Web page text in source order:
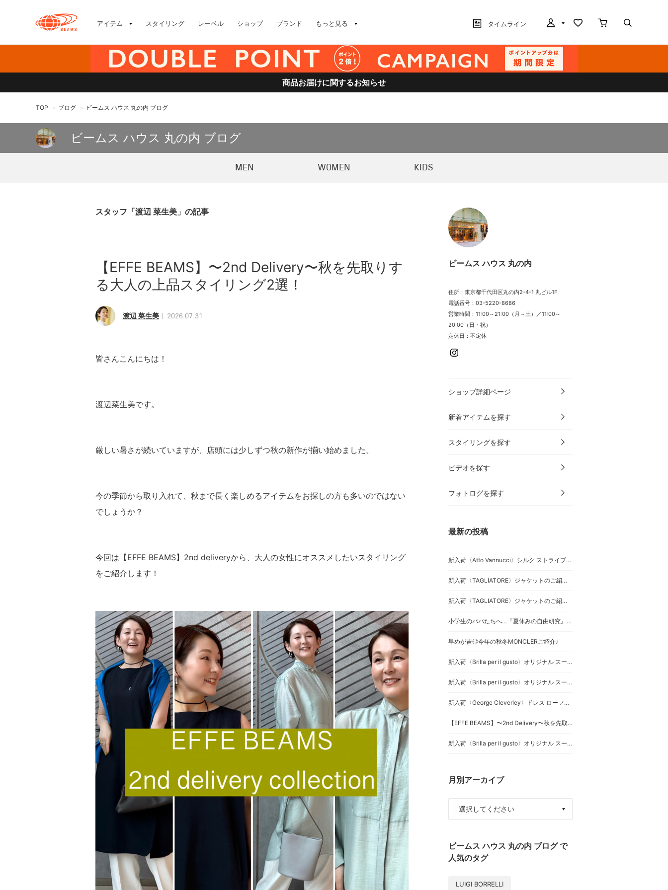
アイテム スタイリング レーベル ショップ ブランド もっと見る タイムライン
商品お届けに関するお知らせ
TOP > ブログ > ビームス ハウス 丸の内 ブログ
ビームス ハウス 丸の内 ブログ
MEN WOMEN KIDS
スタッフ「渡辺 菜生美」の記事
【EFFE BEAMS】〜2nd Delivery〜秋を先取りす
る大人の上品スタイリング2選！
渡辺 菜生美 2026.07.31
皆さんこんにちは！
渡辺菜生美です。
厳しい暑さが続いていますが、店頭には少しずつ秋の新作が揃い始めました。
今の季節から取り入れて、秋まで長く楽しめるアイテムをお探しの方も多いのではない
でしょうか？
今回は【EFFE BEAMS】2nd deliveryから、大人の女性にオススメしたいスタイリング
をご紹介します！
ビームス ハウス 丸の内
住所：東京都千代田区丸の内2-4-1 丸ビル1F
電話番号：03-5220-8686
営業時間：11:00～21:00（月～土）／11:00～
20:00（日・祝）
定休日：不定休
ショップ詳細ページ
新着アイテムを探す
スタイリングを探す
ビデオを探す
フォトログを探す
最新の投稿
新入荷〈Atto Vannucci〉シルク ストライプ柄 ネクタイのご紹介です。
新入荷〈TAGLIATORE〉ジャケットのご紹介です。
新入荷〈TAGLIATORE〉ジャケットのご紹介です。
小学生のパパたちへ…『夏休みの自由研究』シルク
早めが吉◎今年の秋冬MONCLERご紹介♩
新入荷〈Brilla per il gusto〉オリジナル スーツのご紹介です。
新入荷〈Brilla per il gusto〉オリジナル スーツのご紹介です。
新入荷〈George Cleverley〉ドレス ローファーのご紹介です。
【EFFE BEAMS】〜2nd Delivery〜秋を先取りする大人の上品スタイリング2選！
新入荷〈Brilla per il gusto〉オリジナル スーツのご紹介です。
月別アーカイブ
ビームス ハウス 丸の内 ブログ で
人気のタグ
LUIGI BORRELLI